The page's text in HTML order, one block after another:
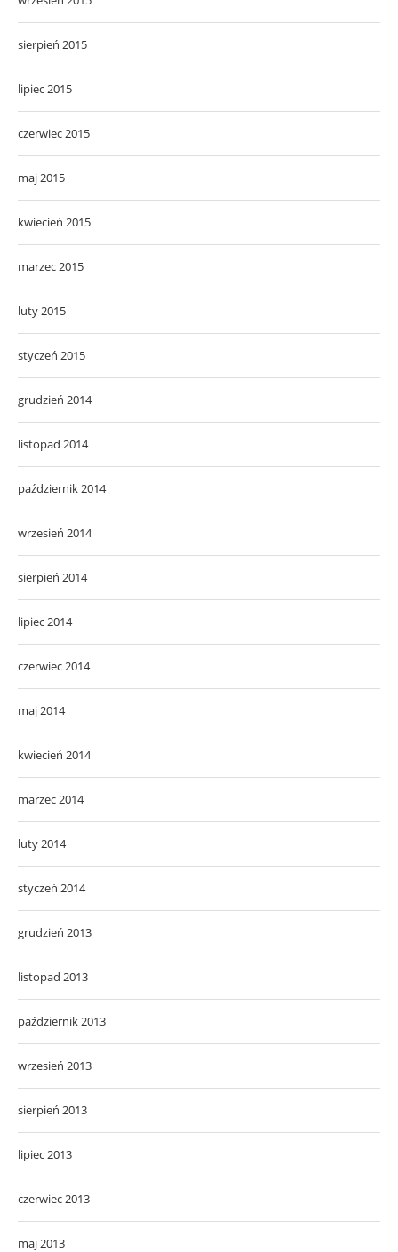
sierpień 2015
lipiec 2015
czerwiec 2015
maj 2015
kwiecień 2015
marzec 2015
luty 2015
styczeń 2015
grudzień 2014
listopad 2014
październik 2014
wrzesień 2014
sierpień 2014
lipiec 2014
czerwiec 2014
maj 2014
kwiecień 2014
marzec 2014
luty 2014
styczeń 2014
grudzień 2013
listopad 2013
październik 2013
wrzesień 2013
sierpień 2013
lipiec 2013
czerwiec 2013
maj 2013